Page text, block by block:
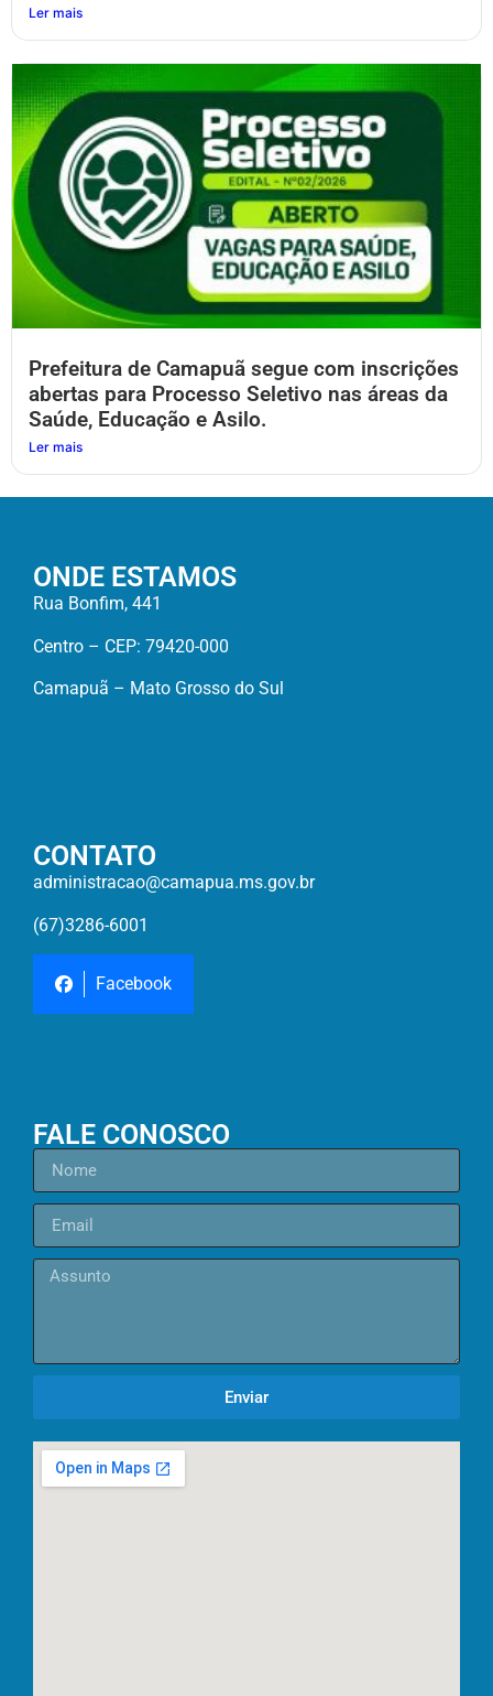
Ler mais
Prefeitura de Camapuã segue com inscrições
abertas para Processo Seletivo nas áreas da
Saúde, Educação e Asilo.
Ler mais
ONDE ESTAMOS
Rua Bonfim, 441
Centro – CEP: 79420-000
Camapuã – Mato Grosso do Sul
CONTATO
administracao@camapua.ms.gov.br
(67)3286-6001
Facebook
FALE CONOSCO
Enviar